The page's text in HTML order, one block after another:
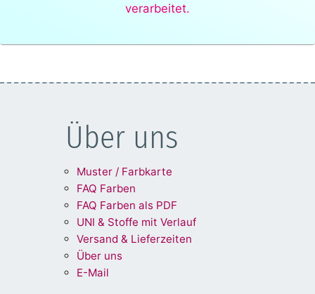
verarbeitet.
Über uns
Muster / Farbkarte
FAQ Farben
FAQ Farben als PDF
UNI & Stoffe mit Verlauf
Versand & Lieferzeiten
Über uns
E-Mail